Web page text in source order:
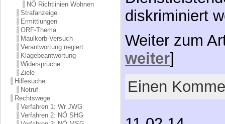
NÖ Richtlinien Wohnen
Strafanzeige
Ermittlungen
ORF-Thema
Maulkorb-Versuch
Verantwortung negiert
Klagebeantwortung
Widersprüche
Ziele
Hilfesuche
Notruf
Rechtswege
Verfahren 1: Wr JWG
Verfahren 2: NÖ SHG
diskriminiert
Weiter zum
weiter]
Einen